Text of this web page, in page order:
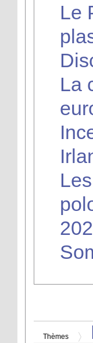
Le
La
Thèmes